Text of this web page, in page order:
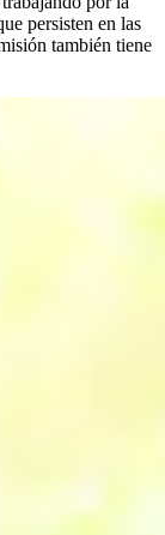
persisten en las
también tiene